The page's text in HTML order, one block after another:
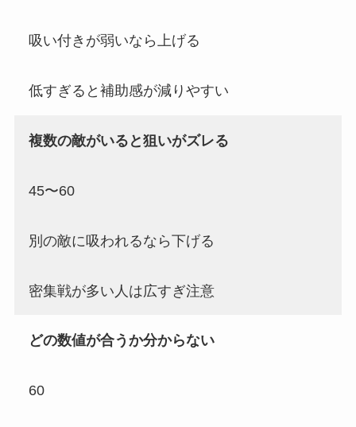
吸い付きが弱いなら上げる
低すぎると補助感が減りやすい
複数の敵がいると狙いがズレる
45〜60
別の敵に吸われるなら下げる
密集戦が多い人は広すぎ注意
どの数値が合うか分からない
60